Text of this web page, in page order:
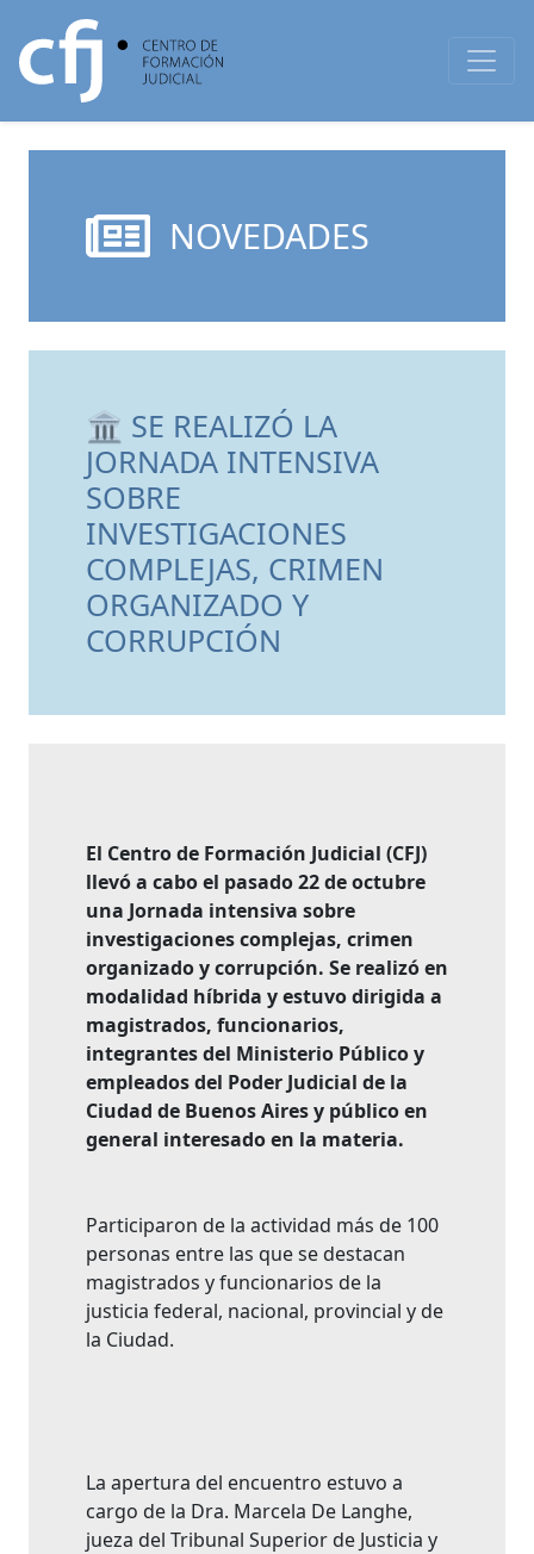
NOVEDADES
🏛 SE REALIZÓ LA
JORNADA INTENSIVA
SOBRE
INVESTIGACIONES
COMPLEJAS, CRIMEN
ORGANIZADO Y
CORRUPCIÓN
El Centro de Formación Judicial (CFJ)
llevó a cabo el pasado 22 de octubre
una Jornada intensiva sobre
investigaciones complejas, crimen
organizado y corrupción. Se realizó en
modalidad híbrida y estuvo dirigida a
magistrados, funcionarios,
integrantes del Ministerio Público y
empleados del Poder Judicial de la
Ciudad de Buenos Aires y público en
general interesado en la materia.
Participaron de la actividad más de 100
personas entre las que se destacan
magistrados y funcionarios de la
justicia federal, nacional, provincial y de
la Ciudad.
La apertura del encuentro estuvo a
cargo de la Dra. Marcela De Langhe,
jueza del Tribunal Superior de Justicia y